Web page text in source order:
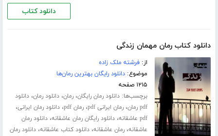
دانلود کتاب
دانلود کتاب رمان مهمان زندگی
از:فرشته ملک زاده
موضوع:دانلود رایگان بهترین رمان‌ها
۱۲۱۵ صفحه
برچسب‌ها:دانلود رمان رایگان،رمان،دانلود رمان،دانلود
pdf رمان
،رمان ایرانی pdf ،رمان pdf ،دانلود رمان ایرانی،
pdf عاشقانه ،دانلود رایگان رمان عاشقانه،دانلود رمان
عاشقانه،رمان عاشقانه،دانلود کتاب عاشقانه،دانلود رمان